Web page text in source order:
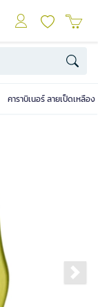
คาราบิเนอร์ ลายเป็ดเหลื